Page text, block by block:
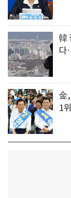
韓
다
金
1